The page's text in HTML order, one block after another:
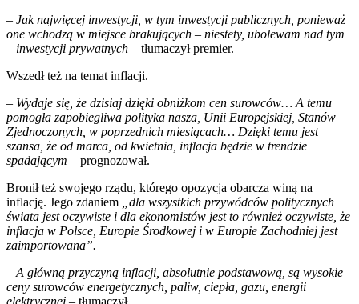
– Jak najwięcej inwestycji, w tym inwestycji publicznych, ponieważ
one wchodzą w miejsce brakujących – niestety, ubolewam nad tym
– inwestycji prywatnych – tłumaczył premier.
Wszedł też na temat inflacji.
– Wydaje się, że dzisiaj dzięki obniżkom cen surowców… A temu
pomogła zapobiegliwa polityka nasza, Unii Europejskiej, Stanów
Zjednoczonych, w poprzednich miesiącach… Dzięki temu jest
szansa, że od marca, od kwietnia, inflacja będzie w trendzie
spadającym – prognozował.
Bronił też swojego rządu, którego opozycja obarcza winą na
inflację. Jego zdaniem „dla wszystkich przywódców politycznych
świata jest oczywiste i dla ekonomistów jest to również oczywiste, że
inflacja w Polsce, Europie Środkowej i w Europie Zachodniej jest
zaimportowana”.
– A główną przyczyną inflacji, absolutnie podstawową, są wysokie
ceny surowców energetycznych, paliw, ciepła, gazu, energii